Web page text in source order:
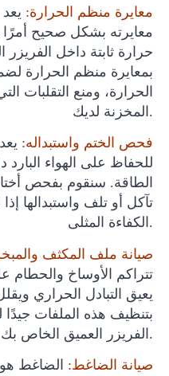
معايرة منظم الحرارة:
معايرته بشكل صحيح
حرارة ثابتة داخل الفريزر
بمعايرة منظم الحرارة
الحرارة، ومنع التقلبات
المخزنة لديك.
فحص الختم واستبداله:
للحفاظ على الهواء البارد
الطاقة. سنقوم بفحص
تآكل أو تلف واستبدالها
الكفاءة المثلى.
صيانة ملف المكثف
تتراكم الأوساخ والحطام
يعيق التبادل الحراري
بتنظيف هذه الملفات جيدًا
الفريزر العميق الخاص بك.
صيانة الضاغط: الضاغط